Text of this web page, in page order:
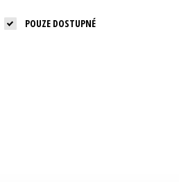
Young adult (SK)
POUZE DOSTUPNÉ